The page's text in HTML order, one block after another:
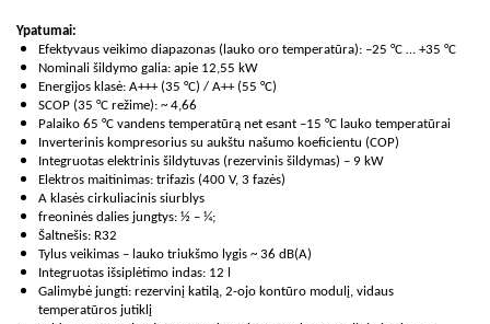
Ypatumai:
Efektyvaus veikimo diapazonas (lauko oro temperatūra): –25 °C … +35 °C
Nominali šildymo galia: apie 12,55 kW
Energijos klasė: A+++ (35 °C) / A++ (55 °C)
SCOP (35 °C režime): ~ 4,66
Palaiko 65 °C vandens temperatūrą net esant –15 °C lauko temperatūrai
Inverterinis kompresorius su aukštu našumo koeficientu (COP)
Integruotas elektrinis šildytuvas (rezervinis šildymas) – 9 kW
Elektros maitinimas: trifazis (400 V, 3 fazės)
A klasės cirkuliacinis siurblys
freoninės dalies jungtys: ½ – ¼;
Šaltnešis: R32
Tylus veikimas – lauko triukšmo lygis ~ 36 dB(A)
Integruotas išsiplėtimo indas: 12 l
Galimybė jungti: rezervinį katilą, 2-ojo kontūro modulį, vidaus
temperatūros jutiklį